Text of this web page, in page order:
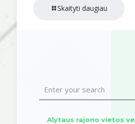
Skaityti daugiau
Alytaus rajono vietos